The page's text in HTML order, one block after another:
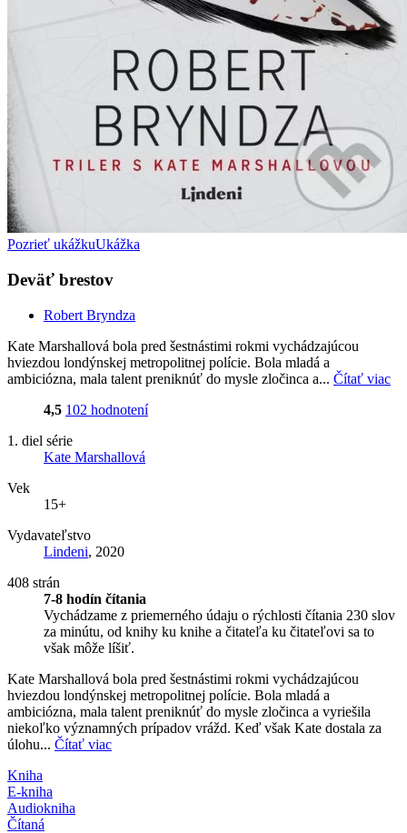
Pozrieť ukážkuUkážka
Deväť brestov
Robert Bryndza
Kate Marshallová bola pred šestnástimi rokmi vychádzajúcou
hviezdou londýnskej metropolitnej polície. Bola mladá a
ambiciózna, mala talent preniknúť do mysle zločinca a... Čítať viac
4,5 102 hodnotení
1. diel série
Kate Marshallová
Vek
15+
Vydavateľstvo
Lindeni, 2020
408 strán
7-8 hodín čítania
Vychádzame z priemerného údaju o rýchlosti čítania 230 slov
za minútu, od knihy ku knihe a čitateľa ku čitateľovi sa to
však môže líšiť.
Kate Marshallová bola pred šestnástimi rokmi vychádzajúcou
hviezdou londýnskej metropolitnej polície. Bola mladá a
ambiciózna, mala talent preniknúť do mysle zločinca a vyriešila
niekoľko významných prípadov vrážd. Keď však Kate dostala za
úlohu... Čítať viac
Kniha
E-kniha
Audiokniha
Čítaná